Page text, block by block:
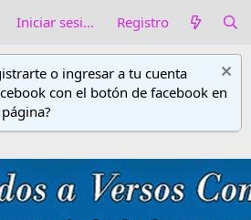
Iniciar sesión Registro
o ingresar a tu cuenta
con el botón de facebook en